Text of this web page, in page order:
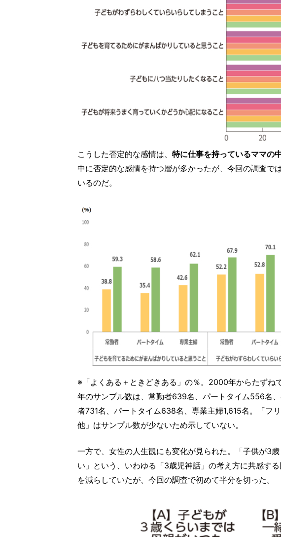
こうした否定的な感情は、 特に仕事を持っているママの
中に否定的な感情を持つ層が多かったが、今回の調査で
いるのだ。
※「よくある＋ときどきある」の％。2000年からたずね
年のサンプル数は、常勤者639名、パートタイム556名
者731名、パートタイム638名、専業主婦1,615名。「フ
他」はサンプル数が少ないため示していない。
一方で、女性の人生観にも変化が見られた。「子供が3
い」という、いわゆる「3歳児神話」の考え方に共感す
を減らしていたが、今回の調査で初めて半分を切った。